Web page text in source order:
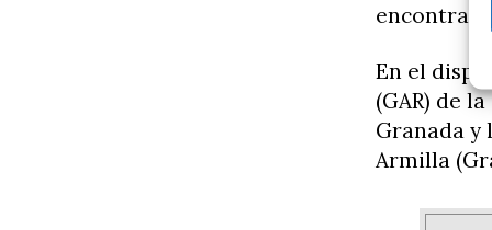
En el
(GAR) de
Granada y
Armilla